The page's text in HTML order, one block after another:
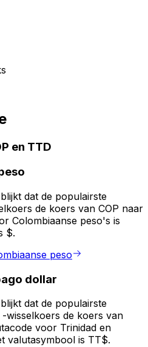
en TTD
dat de populairste
de koers van COP naar
Colombiaanse peso's is
$.
peso
dollar
dat de populairste
wisselkoers de koers van
voor Trinidad en
valutasymbool is TT$.